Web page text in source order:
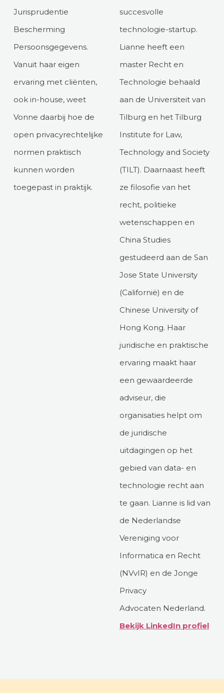
Jurisprudentie
Bescherming
Persoonsgegevens.
Vanuit haar eigen
ervaring met cliënten,
ook in-house, weet
Vonne daarbij hoe de
open privacyrechtelijke
normen praktisch
kunnen worden
toegepast in praktijk.
succesvolle
technologie-startup.
Lianne heeft een
master Recht en
Technologie behaald
aan de Universiteit van
Tilburg en het Tilburg
Institute for Law,
Technology and Society
(TILT). Daarnaast heeft
ze filosofie van het
recht, politieke
wetenschappen en
China Studies
gestudeerd aan de San
Jose State University
(Californië) en de
Chinese University of
Hong Kong. Haar
juridische en praktische
ervaring maakt haar
een gewaardeerde
adviseur, die
organisaties helpt om
de juridische
uitdagingen op het
gebied van data- en
technologie recht aan
te gaan. Lianne is lid van
de Nederlandse
Vereniging voor
Informatica en Recht
(NVvIR) en de Jonge
Privacy
Advocaten Nederland.
Bekijk LinkedIn profiel